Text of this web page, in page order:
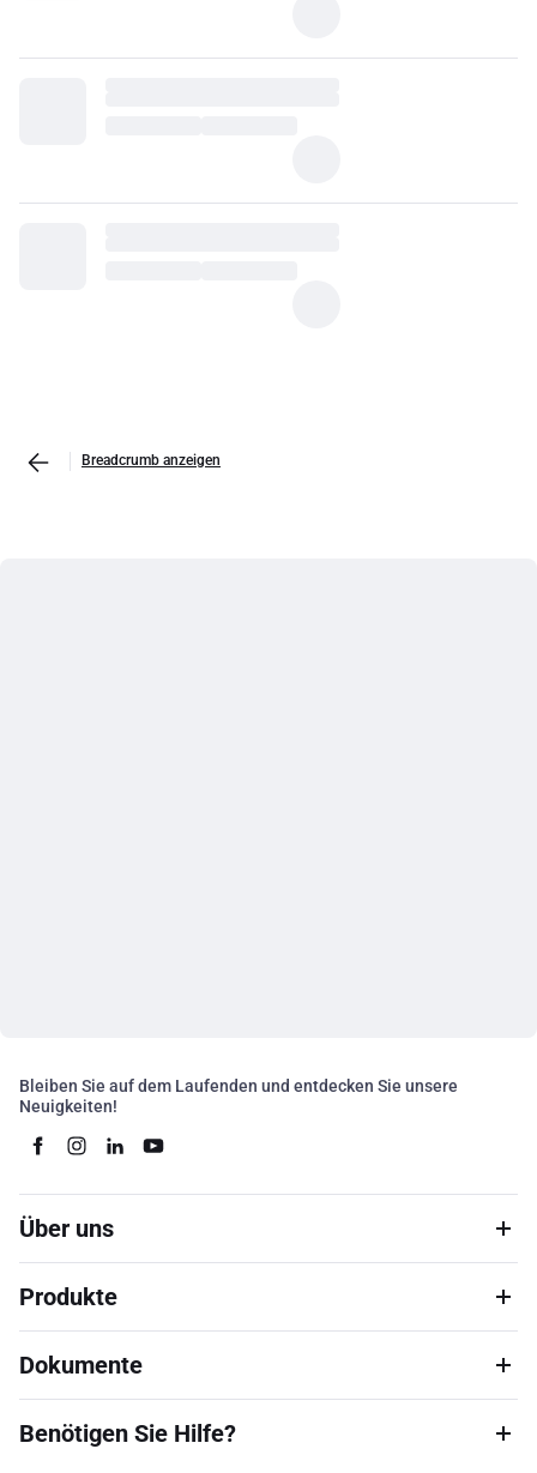
Breadcrumb anzeigen
Bleiben Sie auf dem Laufenden und entdecken Sie unsere
Neuigkeiten!
Über uns
Produkte
Dokumente
Benötigen Sie Hilfe?